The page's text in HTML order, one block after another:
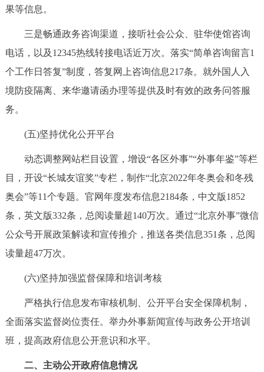
果等信息。
三是畅通政务咨询渠道，接听社会公众、驻华使馆咨询
电话，以及12345热线转接电话近万次。落实“简单咨询留言1
个工作日答复”制度，答复网上咨询信息217条。就外国人入
境防疫隔离、来华邀请函办理等提供及时有效的政务问答服
务。
(五)坚持优化公开平台
动态调整网站栏目设置，增设“各区外事”“外事年鉴”等栏
目，开设“长城友谊奖”专栏，制作“北京2022年冬奥会和冬残
奥会”等11个专题。官网年度发布信息2184条，中文版1852
条，英文版332条，总阅读量超140万次。通过“北京外事”微信
公众号开展政策解读和宣传推介，推送各类信息351条，总阅
读量超47万次。
(六)坚持加强监督保障和培训考核
严格执行信息发布审核机制、公开平台安全保障机制，
全面落实监督岗位责任。举办外事新闻宣传与政务公开培训
班，提高政府信息公开意识和水平。
二、主动公开政府信息情况